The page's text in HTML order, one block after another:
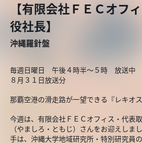
【有限会社ＦＥＣオフ
役社長】
沖縄羅針盤
毎週日曜日 午後４時半～５時 放送中
８月３１日放送分
那覇空港の滑走路が一望できる『レキオス
今週は、有限会社ＦＥＣオフィス・代表
（やましろ・ともじ）さんをお迎えしま
手は、沖縄大学地域研究所・特別研究員の